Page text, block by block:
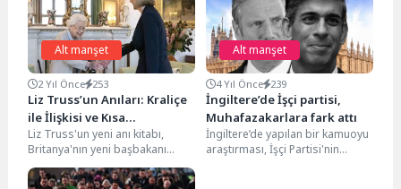
Alt manşet
2 Yıl Önce 253
Liz Truss’un Anıları: Kraliçe
ile İlişkisi ve Kısa
Başbakanlık Dönemi
Liz Truss'un yeni anı kitabı,
Britanya'nın yeni başbakanı
olarak onaylanmasının ardından
Kraliçe II. Elizabeth'in kendisine...
Alt manşet
4 Yıl Önce 239
İngiltere’de İşçi partisi,
Muhafazakarlara fark attı
İngiltere’de yapılan bir kamuoyu
araştırması, İşçi Partisi'nin